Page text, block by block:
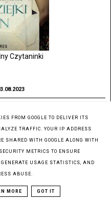
Czytaninki
FROM GOOGLE TO DELIVER ITS
TRAFFIC. YOUR IP ADDRESS
SHARED WITH GOOGLE ALONG WITH
METRICS TO ENSURE
GENERATE USAGE STATISTICS, AND
ABUSE.
MORE GOT IT